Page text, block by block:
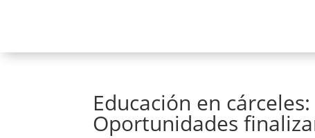
Educación en
Oportunidades